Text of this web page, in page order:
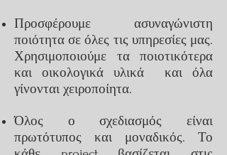
Προσφέρουμε ασυναγώνιστη
ποιότητα σε όλες τις υπηρεσίες μας.
Χρησιμοποιούμε τα ποιοτικότερα
και οικολογικά υλικά και όλα
γίνονται χειροποίητα.
Όλος ο σχεδιασμός είναι
πρωτότυπος και μοναδικός. Το